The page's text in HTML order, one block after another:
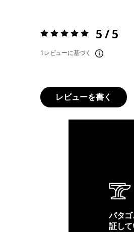
評価:5 / 5 5 / 5
1レビューに基づく
レビューを書く
パタ
証して